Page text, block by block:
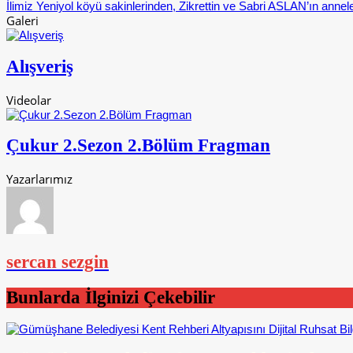
İlimiz Yeniyol köyü sakinlerinden, Zikrettin ve Sabri ASLAN’ın
Galeri
Alışveriş
Videolar
Çukur 2.Sezon 2.Bölüm Fragman
Yazarlarımız
sercan sezgin
Bunlarda İlginizi Çekebilir